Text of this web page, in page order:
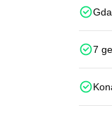
7